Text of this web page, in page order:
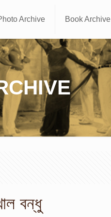
Archive Book Archive
বন্ধু